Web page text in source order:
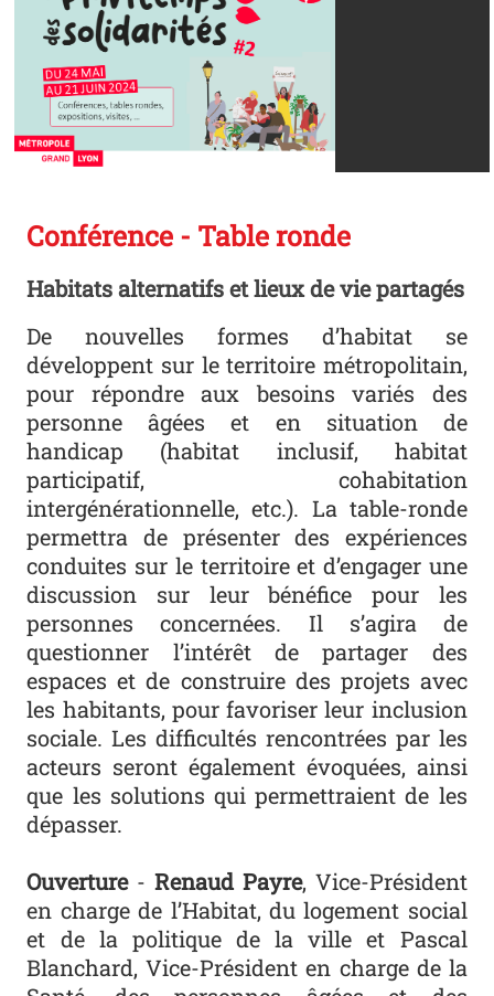
Conférence - Table ronde
Habitats alternatifs et lieux de vie partagés
De nouvelles formes d’habitat se
développent sur le territoire métropolitain,
pour répondre aux besoins variés des
personne âgées et en situation de
handicap (habitat inclusif, habitat
participatif, cohabitation
intergénérationnelle, etc.). La table-ronde
permettra de présenter des expériences
conduites sur le territoire et d’engager une
discussion sur leur bénéfice pour les
personnes concernées. Il s’agira de
questionner l’intérêt de partager des
espaces et de construire des projets avec
les habitants, pour favoriser leur inclusion
sociale. Les difficultés rencontrées par les
acteurs seront également évoquées, ainsi
que les solutions qui permettraient de les
dépasser.
Ouverture- Renaud Payre, Vice-Président
en charge de l’Habitat, du logement social
et de la politique de la ville et Pascal
Blanchard, Vice-Président en charge de la